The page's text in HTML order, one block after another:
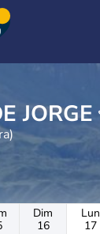
DE JORGE
Dim
16
Lun
17